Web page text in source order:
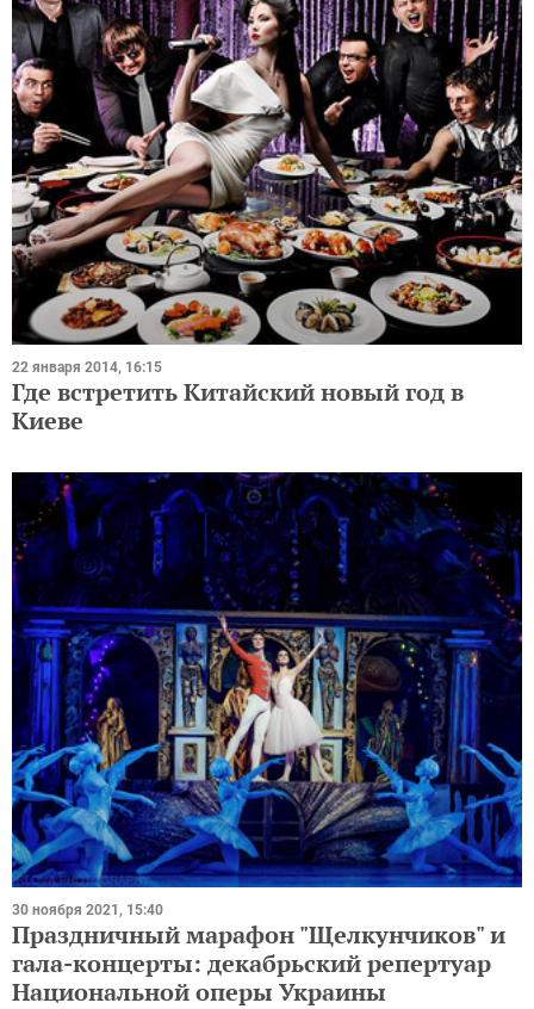
22 января 2014, 16:15
Где встретить Китайский новый год в
Киеве
30 ноября 2021, 15:40
Праздничный марафон "Щелкунчиков" и
гала-концерты: декабрьский репертуар
Национальной оперы Украины